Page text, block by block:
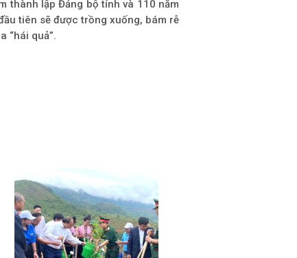
thành lập Đảng bộ tỉnh và 110 năm
tiên sẽ được trồng xuống, bám rễ
“hái quả”.